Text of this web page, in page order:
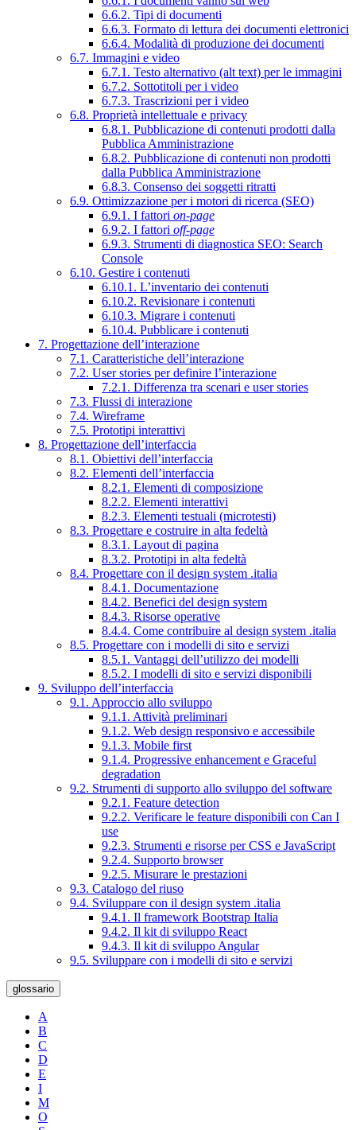
6.6.2. Tipi di documenti
6.6.3. Formato di lettura dei documenti elettronici
6.6.4. Modalità di produzione dei documenti
6.7. Immagini e video
6.7.1. Testo alternativo (alt text) per le immagini
6.7.2. Sottotitoli per i video
6.7.3. Trascrizioni per i video
6.8. Proprietà intellettuale e privacy
6.8.1. Pubblicazione di contenuti prodotti dalla
Pubblica Amministrazione
6.8.2. Pubblicazione di contenuti non prodotti
dalla Pubblica Amministrazione
6.8.3. Consenso dei soggetti ritratti
6.9. Ottimizzazione per i motori di ricerca (SEO)
6.9.1. I fattori on-page
6.9.2. I fattori off-page
6.9.3. Strumenti di diagnostica SEO: Search
Console
6.10. Gestire i contenuti
6.10.1. L’inventario dei contenuti
6.10.2. Revisionare i contenuti
6.10.3. Migrare i contenuti
6.10.4. Pubblicare i contenuti
7. Progettazione dell’interazione
7.1. Caratteristiche dell’interazione
7.2. User stories per definire l’interazione
7.2.1. Differenza tra scenari e user stories
7.3. Flussi di interazione
7.4. Wireframe
7.5. Prototipi interattivi
8. Progettazione dell’interfaccia
8.1. Obiettivi dell’interfaccia
8.2. Elementi dell’interfaccia
8.2.1. Elementi di composizione
8.2.2. Elementi interattivi
8.2.3. Elementi testuali (microtesti)
8.3. Progettare e costruire in alta fedeltà
8.3.1. Layout di pagina
8.3.2. Prototipi in alta fedeltà
8.4. Progettare con il design system .italia
8.4.1. Documentazione
8.4.2. Benefici del design system
8.4.3. Risorse operative
8.4.4. Come contribuire al design system .italia
8.5. Progettare con i modelli di sito e servizi
8.5.1. Vantaggi dell’utilizzo dei modelli
8.5.2. I modelli di sito e servizi disponibili
9. Sviluppo dell’interfaccia
9.1. Approccio allo sviluppo
9.1.1. Attività preliminari
9.1.2. Web design responsivo e accessibile
9.1.3. Mobile first
9.1.4. Progressive enhancement e Graceful
degradation
9.2. Strumenti di supporto allo sviluppo del software
9.2.1. Feature detection
9.2.2. Verificare le feature disponibili con Can I
use
9.2.3. Strumenti e risorse per CSS e JavaScript
9.2.4. Supporto browser
9.2.5. Misurare le prestazioni
9.3. Catalogo del riuso
9.4. Sviluppare con il design system .italia
9.4.1. Il framework Bootstrap Italia
9.4.2. Il kit di sviluppo React
9.4.3. Il kit di sviluppo Angular
9.5. Sviluppare con i modelli di sito e servizi
glossario
A
B
C
D
E
I
M
O